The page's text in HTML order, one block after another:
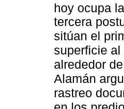
hoy ocupa
tercera
sitúan el
superficie
alrededor
Alamán
rastreo